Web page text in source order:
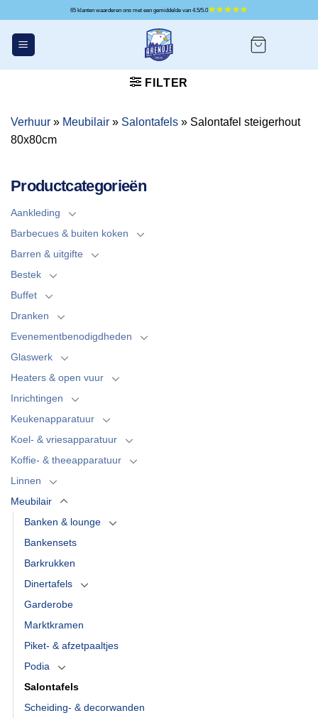
inhoud
65 klanten waarderen ons met een gemiddelde van 4.5/5.0
FILTER
Verhuur » Meubilair » Salontafels » Salontafel steigerhout
80x80cm
Productcategorieën
Aankleding
Barbecues & buiten koken
Barren & uitgifte
Bestek
Buffet
Dranken
Evenementbenodigdheden
Glaswerk
Heaters & open vuur
Inrichtingen
Keukenapparatuur
Koel- & vriesapparatuur
Koffie- & theeapparatuur
Linnen
Meubilair
Banken & lounge
Bankensets
Barkrukken
Dinertafels
Garderobe
Marktkramen
Piket- & afzetpaaltjes
Podia
Salontafels
Scheiding- & decorwanden